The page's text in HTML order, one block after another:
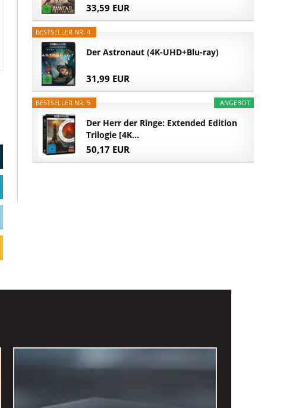
33,59 EUR
BESTSELLER NR. 4
Der Astronaut (4K-UHD+Blu-ray)
31,99 EUR
ANGEBOT
BESTSELLER NR. 5
Der Herr der Ringe: Extended Edition
Trilogie [4K...
50,17 EUR